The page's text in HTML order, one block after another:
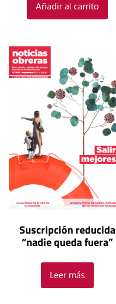
Añadir al carrito
Suscripción reducida
“nadie queda fuera”
Leer más